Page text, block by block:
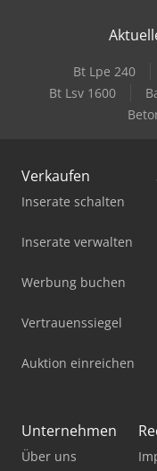
Bt Lpe 240
Bt Lsv 1600
Verkaufen
Inserate schalten
Inserate verwalten
Werbung buchen
Vertrauenssiegel
Auktion einreichen
Unternehmen
Über uns